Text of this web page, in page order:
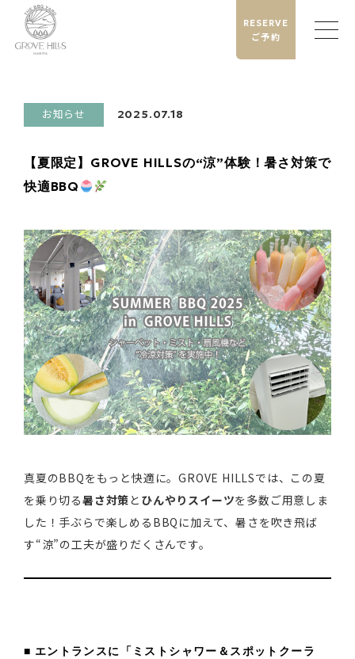
RESERVE
ご予約
お知らせ 2025.07.18
【夏限定】GROVE HILLSの“涼”体験！暑さ対策で
快適BBQ
真夏のBBQをもっと快適に。GROVE HILLSでは、この夏
を乗り切る暑さ対策と ひんやりスイーツを多数ご用意しま
した！手ぶらで楽しめるBBQに加えて、暑さを吹き飛ば
す“涼”の工夫が盛りだくさんです。
■ エントランスに「ミストシャワー＆スポットクーラ